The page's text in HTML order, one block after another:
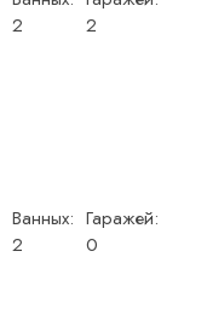
2
2
Ванных:
2
Гаражей:
0